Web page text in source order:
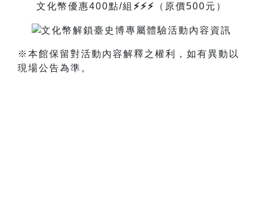
文化幣優惠400點/組 ⚡⚡⚡ （原價500元）
※本館保留對活動內容解釋之權利，如有異動以
現場公告為準。